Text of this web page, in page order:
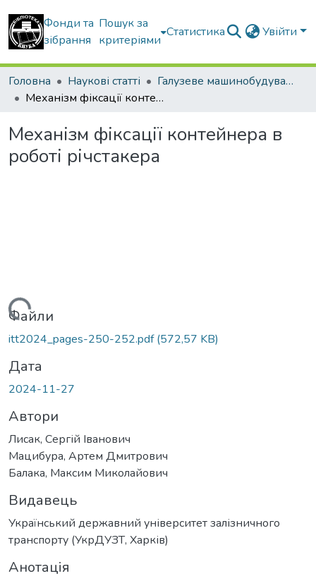
Фонди та
зібрання
Пошук за
критеріями
Статистика Увійти
Головна Наукові статті
Галузеве машинобудування
Механізм фіксації контейнера в роботі річстакера
Механізм фіксації контейнера в
роботі річстакера
Файли
itt2024_pages-250-252.pdf(572,57 KB)
Дата
2024-11-27
Автори
Лисак, Сергій Іванович
Мацибура, Артем Дмитрович
Балака, Максим Миколайович
Видавець
Український державний університет залізничного
транспорту (УкрДУЗТ, Харків)
Анотація